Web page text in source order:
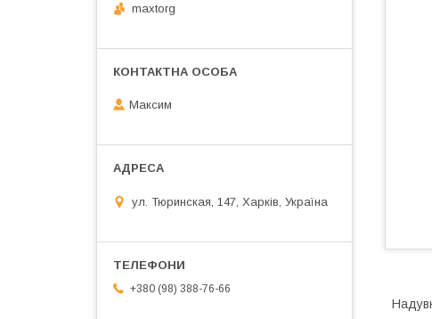
maxtorg
Максим
ул. Тюринская, 147, Харків, Україна
+380 (98) 388-76-66